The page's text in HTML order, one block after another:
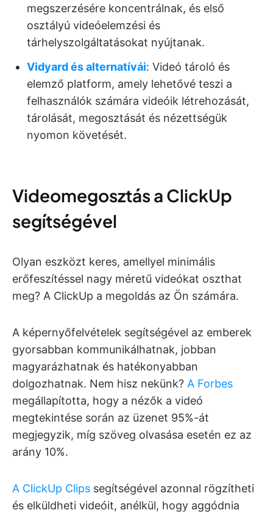
megszerzésére koncentrálnak, és első
osztályú videóelemzési és
tárhelyszolgáltatásokat nyújtanak.
Vidyard és alternatívái: Videó tároló és
elemző platform, amely lehetővé teszi a
felhasználók számára videóik létrehozását,
tárolását, megosztását és nézettségük
nyomon követését.
Videomegosztás a ClickUp
segítségével
Olyan eszközt keres, amellyel minimális
erőfeszítéssel nagy méretű videókat oszthat
meg? A ClickUp a megoldás az Ön számára.
A képernyőfelvételek segítségével az emberek
gyorsabban kommunikálhatnak, jobban
magyarázhatnak és hatékonyabban
dolgozhatnak. Nem hisz nekünk? A Forbes
megállapította, hogy a nézők a videó
megtekintése során az üzenet 95%-át
megjegyzik, míg szöveg olvasása esetén ez az
arány 10%.
A ClickUp Clips segítségével azonnal rögzítheti
és elküldheti videóit, anélkül, hogy aggódnia